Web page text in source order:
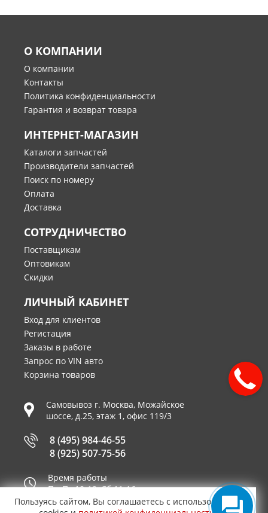
О КОМПАНИИ
О компании
Контакты
Политика конфиденциальности
Гарантия и возврат товара
ИНТЕРНЕТ-МАГАЗИН
Каталоги запчастей
Производители запчастей
Поиск по номеру
Оплата
Доставка
СОТРУДНИЧЕСТВО
Поставщикам
Оптовикам
Скидки
ЛИЧНЫЙ КАБИНЕТ
Вход для клиентов
Регистация
Заказы в работе
Запрос по VIN авто
Корзина товаров
Самовывоз г. Москва, Можайское
шоссе, д.25, этаж 1, офис 119/3
8 (495) 984-46-55
8 (925) 507-75-56
Время работы
Пн-Пт 10-19, Сб 11-16
Пользуясь сайтом, Вы соглашаетесь с использованием